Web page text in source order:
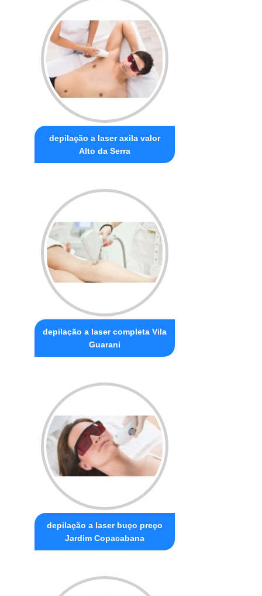
depilação a laser axila valor
Alto da Serra
depilação a laser completa Vila
Guarani
depilação a laser buço preço
Jardim Copacabana